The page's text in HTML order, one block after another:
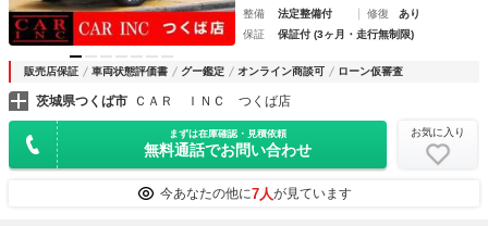
整備
法定整備付 修復
あり
保証
保証付 (3ヶ月・走行無制限)
販売店保証 車両状態評価書 グー鑑定 オンライン商談可 ローン仮審査
茨城県つくば市 ＣＡＲ ＩＮＣ つくば店
まずは在庫確認・見積依頼
無料通話でお問い合わせ
お気に入り
今あなたの他に7人が見ています